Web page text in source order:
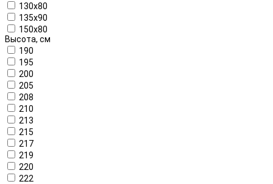
130x80
135x90
150x80
Высота, см
190
195
200
205
208
210
213
215
217
219
220
222